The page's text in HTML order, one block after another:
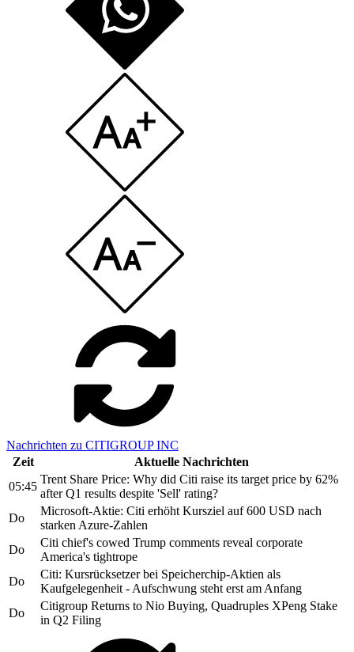
Nachrichten zu CITIGROUP INC
Zeit
Aktuelle Nachrichten
05:45
Trent Share Price: Why did Citi raise its target price by 62%
after Q1 results despite 'Sell' rating?
Do
Microsoft-Aktie: Citi erhöht Kursziel auf 600 USD nach
starken Azure-Zahlen
Do
Citi chief's cowed Trump comments reveal corporate
America's tightrope
Do
Citi: Kursrücksetzer bei Speicherchip-Aktien als
Kaufgelegenheit - Aufschwung steht erst am Anfang
Do
Citigroup Returns to Nio Buying, Quadruples XPeng Stake
in Q2 Filing